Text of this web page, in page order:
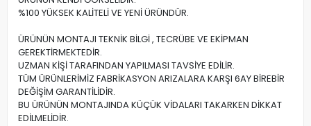
%100 YÜKSEK KALİTELİ VE YENİ ÜRÜNDÜR.
ÜRÜNÜN MONTAJI TEKNİK BİLGİ , TECRÜBE VE EKİPMAN
GEREKTİRMEKTEDİR.
UZMAN KİŞİ TARAFINDAN YAPILMASI TAVSİYE EDİLİR.
TÜM ÜRÜNLERİMİZ FABRİKASYON ARIZALARA KARŞI 6AY BİREBİR
DEĞİŞİM GARANTİLİDİR.
BU ÜRÜNÜN MONTAJINDA KÜÇÜK VİDALARI TAKARKEN DİKKAT
EDİLMELİDİR.